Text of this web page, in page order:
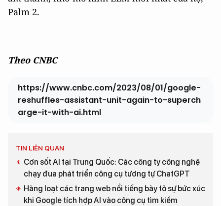
Palm 2.
Theo CNBC
https://www.cnbc.com/2023/08/01/google-
reshuffles-assistant-unit-again-to-superch
arge-it-with-ai.html
TIN LIÊN QUAN
Cơn sốt AI tại Trung Quốc: Các công ty công nghệ
chạy đua phát triển công cụ tương tự ChatGPT
Hàng loạt các trang web nổi tiếng bày tỏ sự bức xúc
khi Google tích hợp AI vào công cụ tìm kiếm